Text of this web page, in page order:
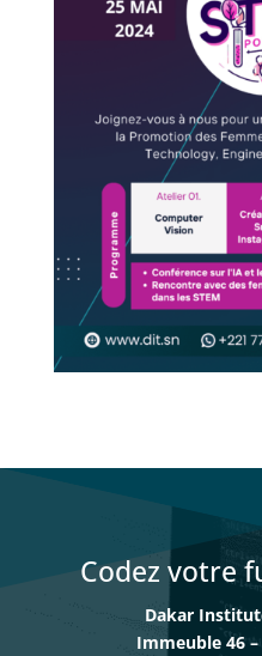
Codez votre
Dakar
Immeuble 46